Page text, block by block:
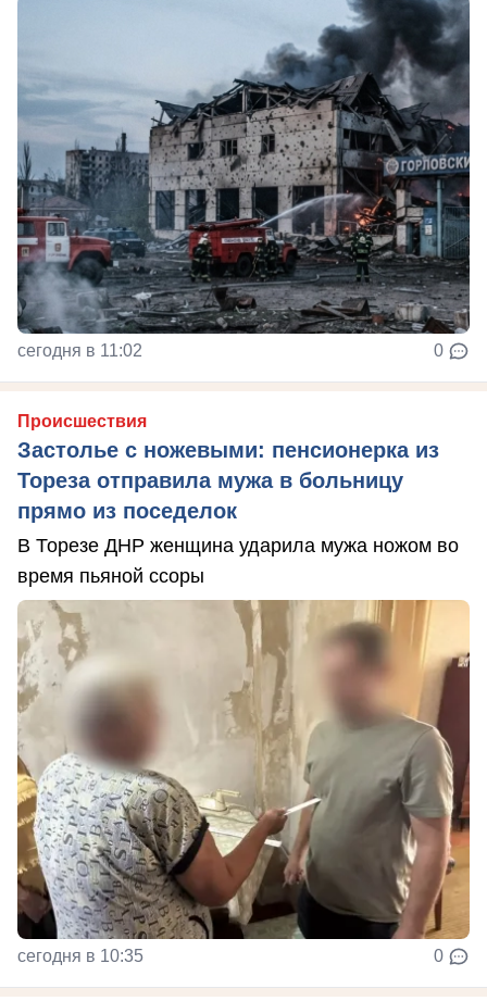
сегодня в 11:02 0
Происшествия
Застолье с ножевыми: пенсионерка из
Тореза отправила мужа в больницу
прямо из поседелок
В Торезе ДНР женщина ударила мужа ножом во
время пьяной ссоры
сегодня в 10:35 0